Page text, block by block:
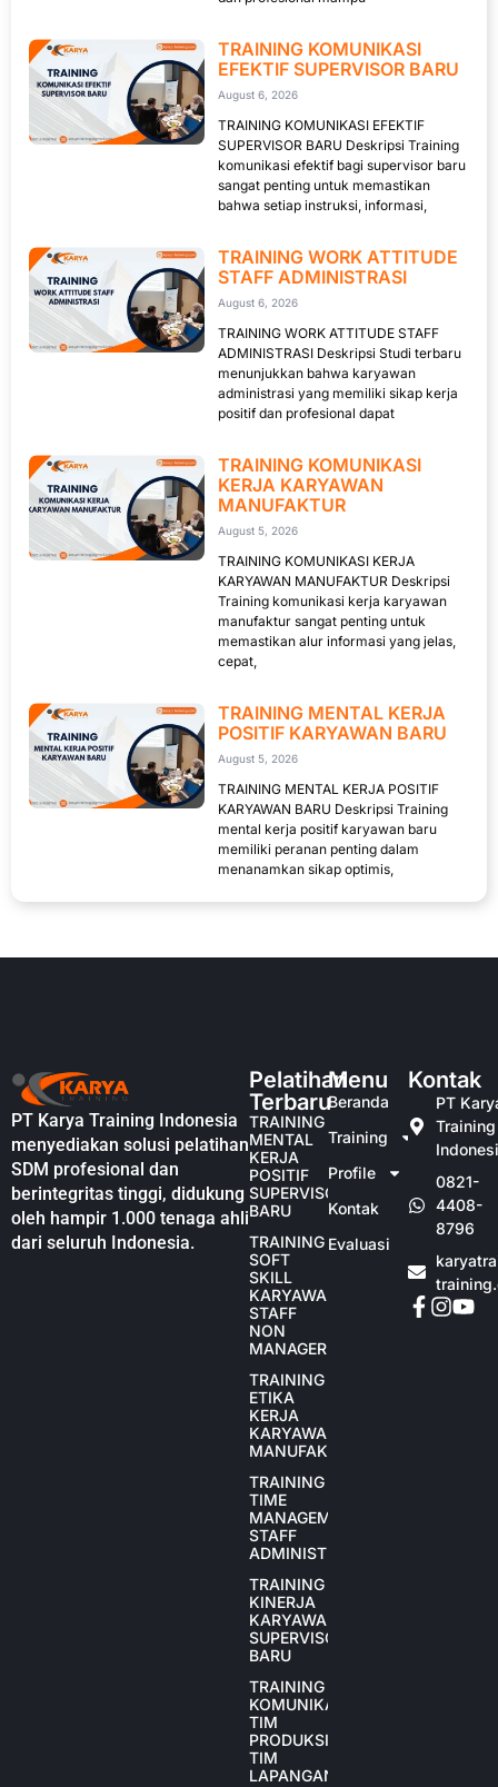
TRAINING KOMUNIKASI
EFEKTIF SUPERVISOR BARU
August 6, 2026
TRAINING KOMUNIKASI EFEKTIF
SUPERVISOR BARU Deskripsi Training
komunikasi efektif bagi supervisor baru
sangat penting untuk memastikan
bahwa setiap instruksi, informasi,
TRAINING WORK ATTITUDE
STAFF ADMINISTRASI
August 6, 2026
TRAINING WORK ATTITUDE STAFF
ADMINISTRASI Deskripsi Studi terbaru
menunjukkan bahwa karyawan
administrasi yang memiliki sikap kerja
positif dan profesional dapat
TRAINING KOMUNIKASI
KERJA KARYAWAN
MANUFAKTUR
August 5, 2026
TRAINING KOMUNIKASI KERJA
KARYAWAN MANUFAKTUR Deskripsi
Training komunikasi kerja karyawan
manufaktur sangat penting untuk
memastikan alur informasi yang jelas,
cepat,
TRAINING MENTAL KERJA
POSITIF KARYAWAN BARU
August 5, 2026
TRAINING MENTAL KERJA POSITIF
KARYAWAN BARU Deskripsi Training
mental kerja positif karyawan baru
memiliki peranan penting dalam
menanamkan sikap optimis,
PT Karya Training Indonesia
menyediakan solusi pelatihan
SDM profesional dan
berintegritas tinggi, didukung
oleh hampir 1.000 tenaga ahli
dari seluruh Indonesia.
Pelatihan
Terbaru
TRAINING
MENTAL
KERJA
POSITIF
SUPERVISOR
BARU
TRAINING
SOFT
SKILL
KARYAWAN
STAFF
NON
MANAGER
TRAINING
ETIKA
KERJA
KARYAWAN
MANUFAKTUR
TRAINING
TIME
MANAGEMENT
STAFF
ADMINISTRASI
TRAINING
KINERJA
KARYAWAN
SUPERVISOR
BARU
TRAINING
KOMUNIKASI
TIM
PRODUKSI
TIM
LAPANGAN
Menu
Beranda
Training
Profile
Kontak
Evaluasi
Kontak
PT
Training
0821-
4408-
8796